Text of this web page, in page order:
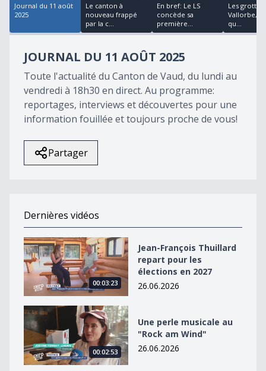
Journal du 11 août
2025
Le canton à
nouveau frappé
par la c...
En bref: Le LS
concède sa
première...
Les grottes
Vallorbe,
qu...
JOURNAL DU 11 AOÛT 2025
Toute l'actualité du Canton de Vaud, du lundi au
vendredi à 18h30 en direct. Au programme:
reportages, interviews et découvertes pour une
information fouillée et toujours proche de vous!
Partager
Dernières vidéos
Jean-François Thuillard repart pour les élections en
00:03:23
Jean-François Thuillard
repart pour les
élections en 2027
26.06.2026
Une perle musicale au &quot;Rock am Wind&quot;
00:02:53
Une perle musicale au
"Rock am Wind"
26.06.2026